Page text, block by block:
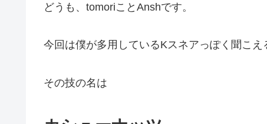
どうも、tomoriことAnshです。
今回は僕が多用しているKスネアっぽく聞こえ
その技の名は